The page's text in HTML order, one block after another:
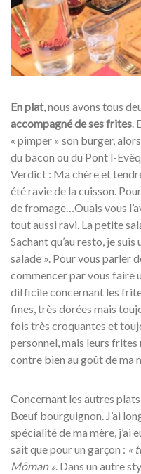
En plat, nous avons tous
accompagné de ses frites.
« pimper » son burger,
du bacon ou du Pont l-
Verdict : Ma chère et
été ravie de la cuisson.
de fromage…Ouais vous
tout aussi ravi. La petite
Sachant qu’au resto, je
salade ». Pour vous parler
commencer par vous faire
difficile concernant les
fines, très dorées mais
fois très croquantes et
personnel, mais leurs frites
contre bien au goût de ma
Concernant les autres
Bœuf bourguignon. J’ai
spécialité de ma mère, j’ai
sait que pour un garçon : «
Môman ». Dans un autre